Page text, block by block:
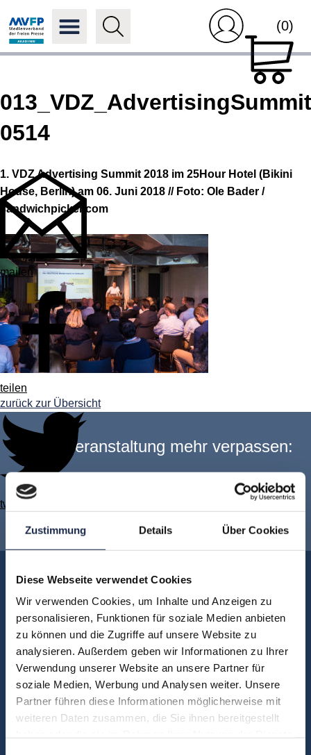
Zustimmung Details Über Cookies
Diese Webseite verwendet Cookies
Wir verwenden Cookies, um Inhalte und Anzeigen zu
personalisieren, Funktionen für soziale Medien anbieten
zu können und die Zugriffe auf unsere Website zu
analysieren. Außerdem geben wir Informationen zu Ihrer
Verwendung unserer Website an unsere Partner für
soziale Medien, Werbung und Analysen weiter. Unsere
Partner führen diese Informationen möglicherweise mit
weiteren Daten zusammen, die Sie ihnen bereitgestellt
(0)
0514
mailen
teilen
twittern
1. VDZ Advertising Summit 2018 im 25Hour Hotel (Bikini
House, Berlin) am 06. Juni 2018 // Foto: Ole Bader /
sandwichpicker.com
zurück zur Übersicht
Keine Veranstaltung mehr verpassen:
MVFP Akademie
Newsletter anmelden!
Akademie
Über uns
FAQ
Unsere Experten
Teilnehmerstimmen
Kontakt
Fachbereiche